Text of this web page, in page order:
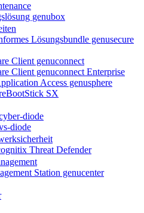
genubox
Lösungsbundle genusecure
Client genuconnect
Client genuconnect Enterprise
Access genusphere
SX
diode
diode
Threat Defender
Station genucenter